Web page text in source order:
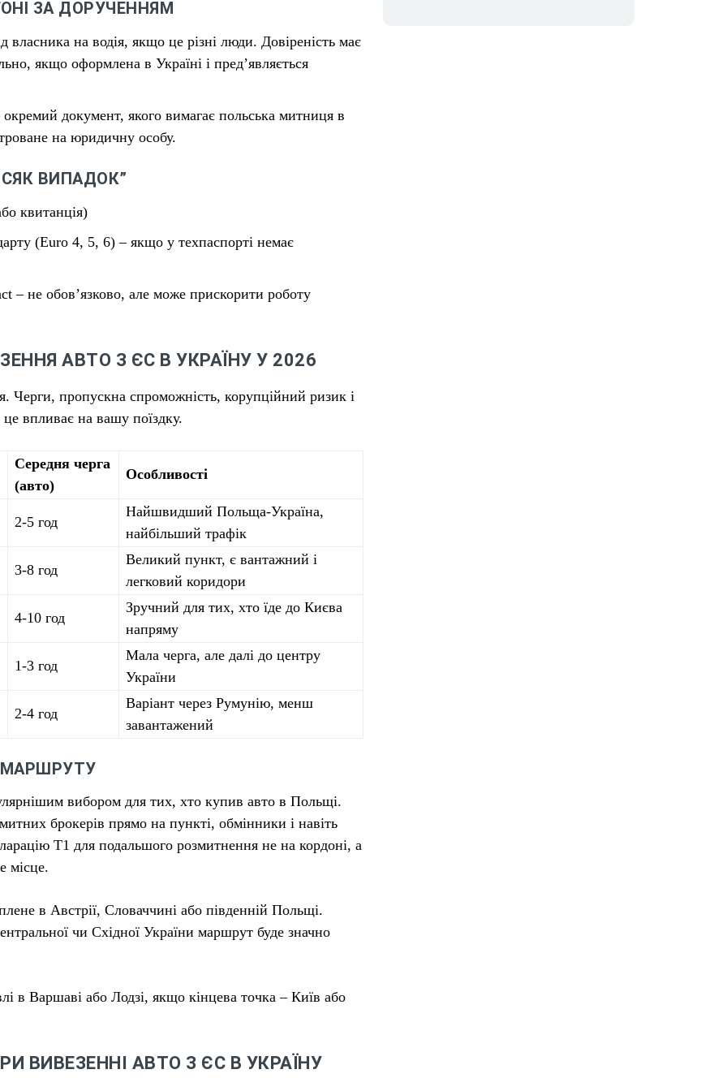
ЗА ДОРУЧЕННЯМ
власника на водія, якщо це різні люди. Довіреність має
якщо оформлена в Україні і пред’являється
документ, якого вимагає польська митниця в
на юридичну особу.
ВИПАДОК”
квитанція)
(Euro 4, 5, 6) – якщо у техпаспорті немає
– не обов’язково, але може прискорити роботу
АВТО З ЄС В УКРАЇНУ У 2026
Черги, пропускна спроможність, корупційний ризик і
впливає на вашу поїздку.
Середня черга
(авто)
Особливості
2-5 год
Найшвидший Польща-Україна,
найбільший трафік
3-8 год
Великий пункт, є вантажний і
легковий коридори
4-10 год
Зручний для тих, хто їде до Києва
напряму
1-3 год
Мала черга, але далі до центру
України
2-4 год
Варіант через Румунію, менш
завантажений
вибором для тих, хто купив авто в Польщі.
брокерів прямо на пункті, обмінники і навіть
T1 для подальшого розмитнення не на кордоні, а
місце.
в Австрії, Словаччині або південній Польщі.
чи Східної України маршрут буде значно
в Варшаві або Лодзі, якщо кінцева точка – Київ або
ВИВЕЗЕННІ АВТО З ЄС В УКРАЇНУ